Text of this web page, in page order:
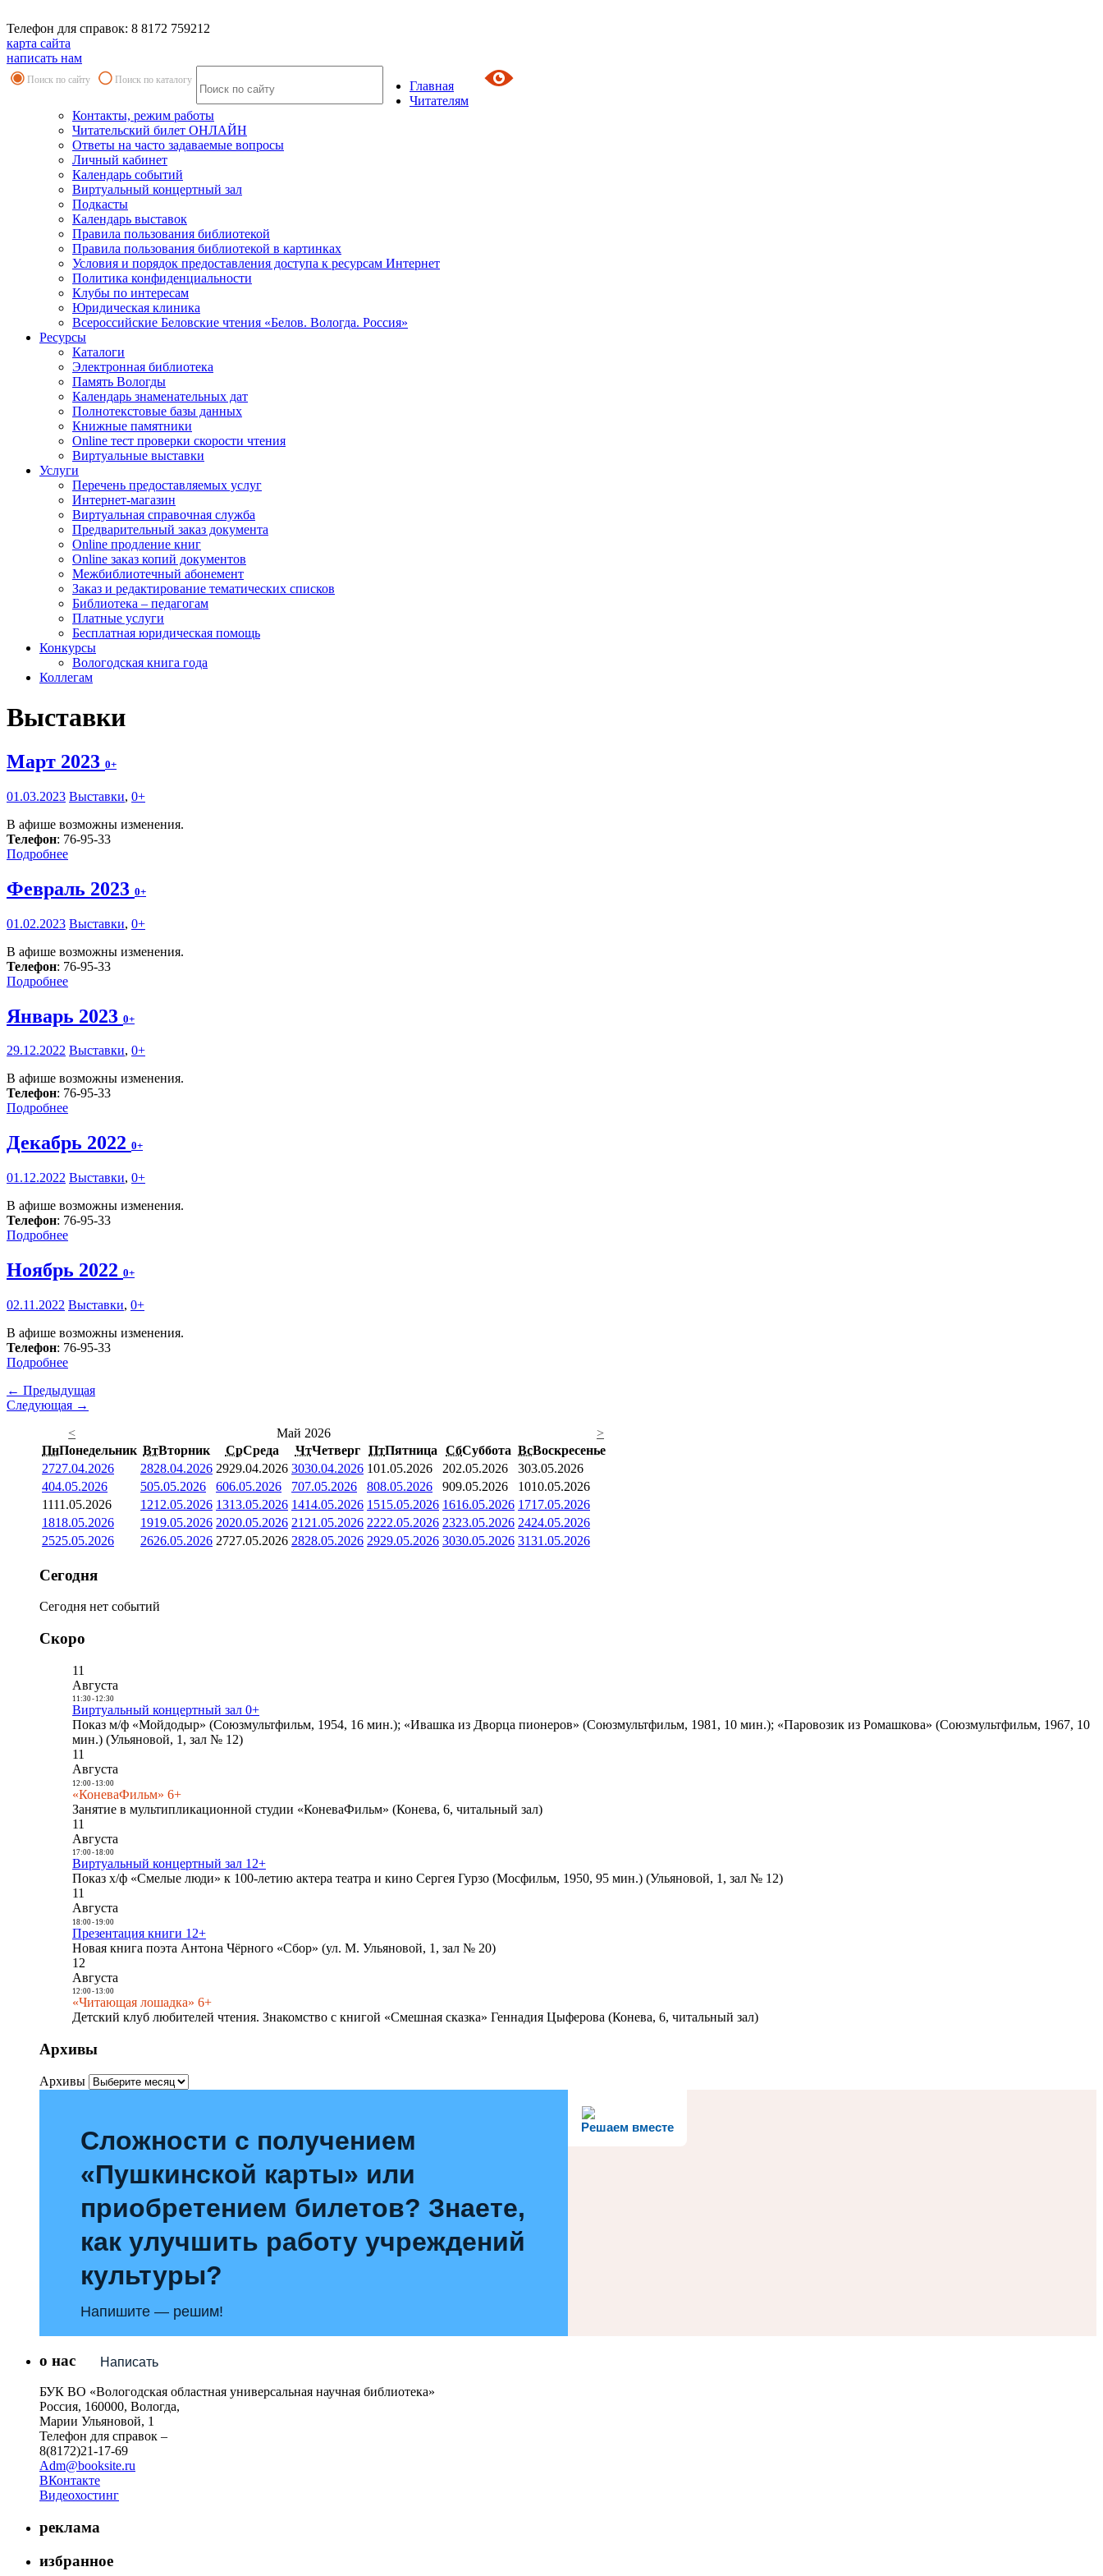
Телефон для справок: 8 8172 759212
карта сайта
написать нам
Поиск по сайту Поиск по каталогу
Главная
Читателям
Контакты, режим работы
Читательский билет ОНЛАЙН
Ответы на часто задаваемые вопросы
Личный кабинет
Календарь событий
Виртуальный концертный зал
Подкасты
Календарь выставок
Правила пользования библиотекой
Правила пользования библиотекой в картинках
Условия и порядок предоставления доступа к ресурсам Интернет
Политика конфиденциальности
Клубы по интересам
Юридическая клиника
Всероссийские Беловские чтения «Белов. Вологда. Россия»
Ресурсы
Каталоги
Электронная библиотека
Память Вологды
Календарь знаменательных дат
Полнотекстовые базы данных
Книжные памятники
Online тест проверки скорости чтения
Виртуальные выставки
Услуги
Перечень предоставляемых услуг
Интернет-магазин
Виртуальная справочная служба
Предварительный заказ документа
Online продление книг
Online заказ копий документов
Межбиблиотечный абонемент
Заказ и редактирование тематических списков
Библиотека – педагогам
Платные услуги
Бесплатная юридическая помощь
Конкурсы
Вологодская книга года
Коллегам
Выставки
Март 2023 0+
01.03.2023 Выставки, 0+
В афише возможны изменения.
Телефон: 76-95-33
Подробнее
Февраль 2023 0+
01.02.2023 Выставки, 0+
В афише возможны изменения.
Телефон: 76-95-33
Подробнее
Январь 2023 0+
29.12.2022 Выставки, 0+
В афише возможны изменения.
Телефон: 76-95-33
Подробнее
Декабрь 2022 0+
01.12.2022 Выставки, 0+
В афише возможны изменения.
Телефон: 76-95-33
Подробнее
Ноябрь 2022 0+
02.11.2022 Выставки, 0+
В афише возможны изменения.
Телефон: 76-95-33
Подробнее
← Предыдущая
Следующая →
<
Май 2026
>
ПнПонедельник ВтВторник СрСреда ЧтЧетверг ПтПятница СбСуббота ВсВоскресенье
2727.04.2026 2828.04.2026 2929.04.2026 3030.04.2026 101.05.2026 202.05.2026 303.05.2026
404.05.2026 505.05.2026 606.05.2026 707.05.2026 808.05.2026 909.05.2026 1010.05.2026
1111.05.2026 1212.05.2026 1313.05.2026 1414.05.2026 1515.05.2026 1616.05.2026 1717.05.2026
1818.05.2026 1919.05.2026 2020.05.2026 21 21.05.2026 2222.05.2026 2323.05.2026 2424.05.2026
2525.05.2026 2626.05.2026 2727.05.2026 2828.05.2026 2929.05.2026 3030.05.2026 3131.05.2026
Сегодня
Сегодня нет событий
Скоро
11
Августа
11:30- 12:30
Виртуальный концертный зал 0+
Показ м/ф «Мойдодыр» (Союзмультфильм, 1954, 16 мин.); «Ивашка из Дворца пионеров» (Союзмультфильм, 1981, 10 мин.); «Паровозик из Ромашкова» (Союзмультфильм, 1967, 10
мин.) (Ульяновой, 1, зал № 12)
11
Августа
12:00- 13:00
«КоневаФильм» 6+
Занятие в мультипликационной студии «КоневаФильм» (Конева, 6, читальный зал)
11
Августа
17:00- 18:00
Виртуальный концертный зал 12+
Показ х/ф «Смелые люди» к 100-летию актера театра и кино Сергея Гурзо (Мосфильм, 1950, 95 мин.) (Ульяновой, 1, зал № 12)
11
Августа
18:00- 19:00
Презентация книги 12+
Новая книга поэта Антона Чёрного «Сбор» (ул. М. Ульяновой, 1, зал № 20)
12
Августа
12:00- 13:00
«Читающая лошадка» 6+
Детский клуб любителей чтения. Знакомство с книгой «Смешная сказка» Геннадия Цыферова (Конева, 6, читальный зал)
Архивы
Архивы
Решаем вместе
Сложности с получением
«Пушкинской карты» или
приобретением билетов? Знаете,
как улучшить работу учреждений
культуры?
Напишите — решим!
Написать
о нас
БУК ВО «Вологодская областная универсальная научная библиотека»
Россия, 160000, Вологда,
Марии Ульяновой, 1
Телефон для справок –
8(8172)21-17-69
Adm@booksite.ru
ВКонтакте
Видеохостинг
реклама
избранное